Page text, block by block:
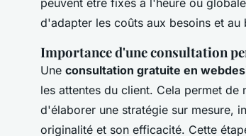
peuvent être fixés à l'heure ou
d'adapter les coûts aux besoins et au
Importance d'une consultation
Une consultation gratuite en
les attentes du client. Cela permet
d'élaborer une stratégie sur mesure,
originalité et son efficacité. Cette